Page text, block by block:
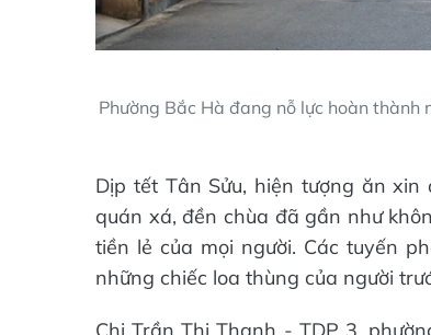
Phường Bắc Hà đang nỗ lực hoàn
Dịp tết Tân Sửu, hiện tượng ăn
quán xá, đền chùa đã gần như
tiền lẻ của mọi người. Các tuyến
những chiếc loa thùng của người